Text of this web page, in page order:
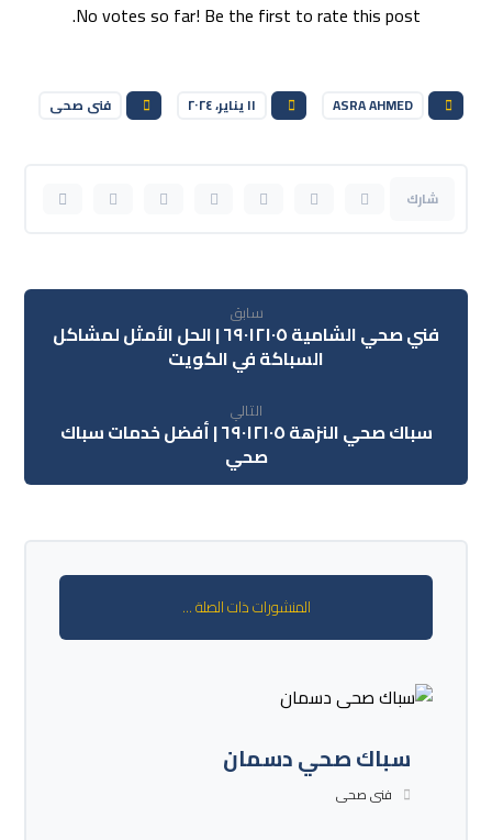
No votes so far! Be the first to rate this post.
ASRA AHMED ١١ يناير، ٢٠٢٤ فنى صحى
سابق
فني صحي الشامية ٦٩٠١٢١٠٥ | الحل الأمثل لمشاكل
السباكة في الكويت
التالي
سباك صحي النزهة ٦٩٠١٢١٠٥ | أفضل خدمات سباك
صحي
المنشورات ذات الصلة ...
سباك صحي دسمان
فنى صحى